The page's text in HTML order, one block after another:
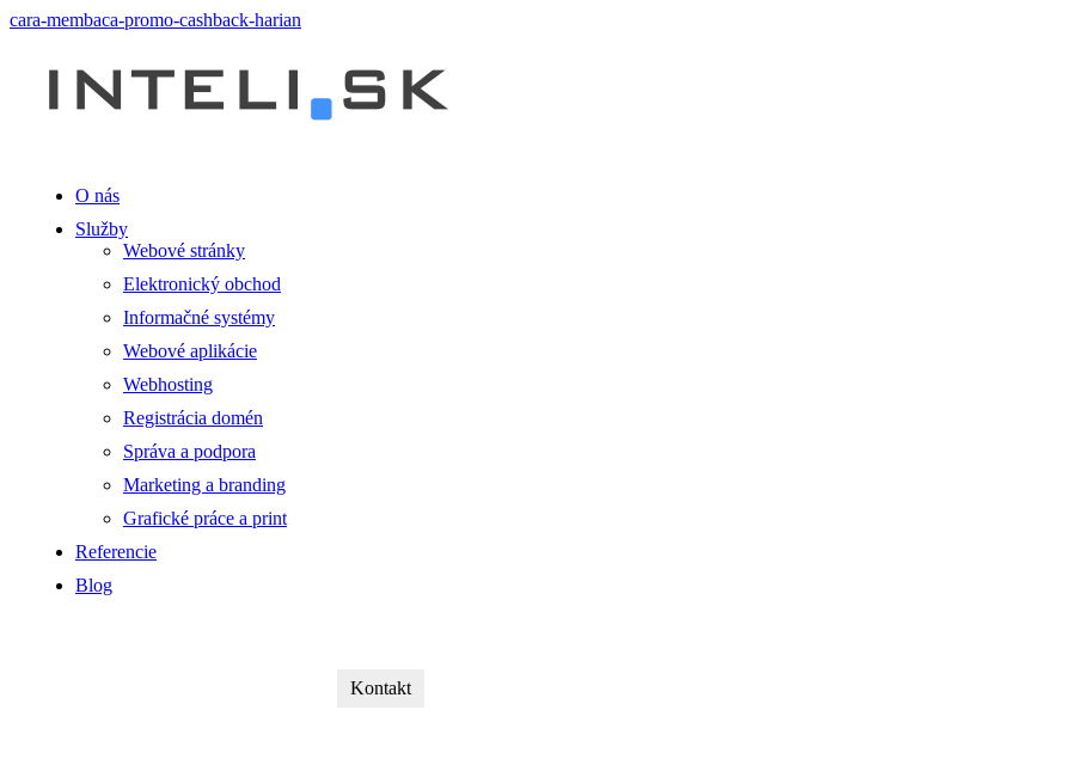
cara-membaca-promo-cashback-harian
O nás
Služby
Webové stránky
Elektronický obchod
Informačné systémy
Webové aplikácie
Webhosting
Registrácia domén
Správa a podpora
Marketing a branding
Grafické práce a print
Referencie
Blog
Kontakt